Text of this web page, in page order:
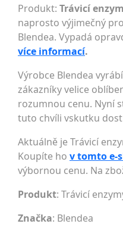
Produkt: Trávicí
naprosto výjimečný
Blendea. Vypadá
více informací.
Výrobce Blendea
zákazníky velice
rozumnou cenu. Nyní
tuto chvíli vskutku
Aktuálně je Trávicí
Koupíte ho v tomto e-
výbornou cenu. Na
Produkt: Trávicí
Značka: Blendea